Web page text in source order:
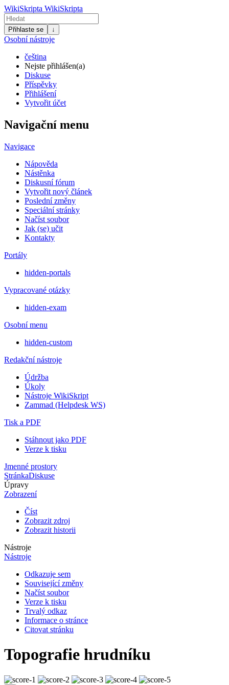
WikiSkripta WikiSkripta
Přihlaste se ↓
Osobní nástroje
čeština
Nejste přihlášen(a)
Diskuse
Příspěvky
Přihlášení
Vytvořit účet
Navigační menu
Navigace
Nápověda
Nástěnka
Diskusní fórum
Vytvořit nový článek
Poslední změny
Speciální stránky
Načíst soubor
Jak (se) učit
Kontakty
Portály
hidden-portals
Vypracované otázky
hidden-exam
Osobní menu
hidden-custom
Redakční nástroje
Údržba
Úkoly
Nástroje WikiSkript
Zammad (Helpdesk WS)
Tisk a PDF
Stáhnout jako PDF
Verze k tisku
Jmenné prostory
StránkaDiskuse
Úpravy
Zobrazení
Číst
Zobrazit zdroj
Zobrazit historii
Nástroje
Nástroje
Odkazuje sem
Související změny
Načíst soubor
Verze k tisku
Trvalý odkaz
Informace o stránce
Citovat stránku
Topografie hrudníku